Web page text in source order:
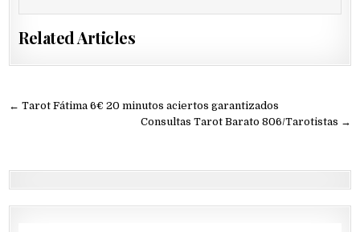
Related Articles
Navegación
← Tarot Fátima 6€ 20 minutos aciertos garantizados
Consultas Tarot Barato 806/Tarotistas →